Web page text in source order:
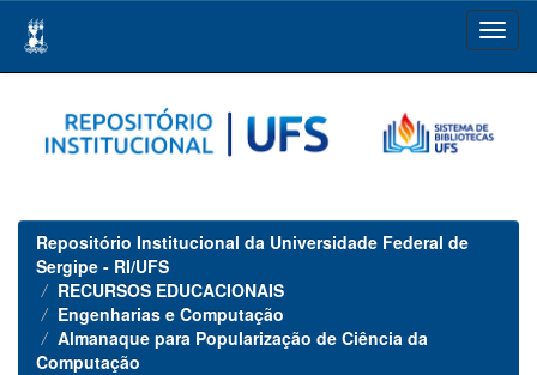
navigation
Repositório Institucional da Universidade Federal de
Sergipe - RI/UFS
RECURSOS EDUCACIONAIS
Engenharias e Computação
Almanaque para Popularização de Ciência da
Computação